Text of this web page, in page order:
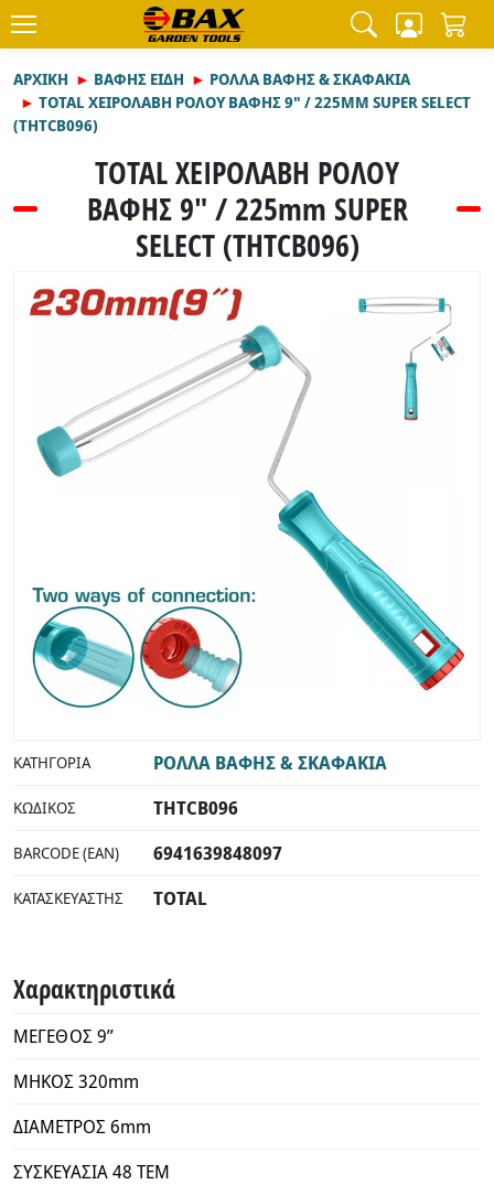
ΑΡΧΙΚΉ ΒΑΦΗΣ ΕΙΔΗ
ΡΟΛΛΑ ΒΑΦΗΣ & ΣΚΑΦΑΚΙΑ
TOTAL ΧΕΙΡΟΛΑΒΗ ΡΟΛΟΥ ΒΑΦΗΣ 9" / 225MM SUPER SELECT
(THTCB096)
TOTAL ΧΕΙΡΟΛΑΒΗ ΡΟΛΟΥ
ΒΑΦΗΣ 9" / 225mm SUPER
SELECT (THTCB096)
ΚΑΤΗΓΟΡΊΑ ΡΟΛΛΑ ΒΑΦΗΣ & ΣΚΑΦΑΚΙΑ
ΚΩΔΙΚΌΣ THTCB096
BARCODE (EAN) 6941639848097
ΚΑΤΑΣΚΕΥΑΣΤΉΣ TOTAL
Χαρακτηριστικά
ΜΕΓΕΘΟΣ 9’’
ΜΗΚΟΣ 320mm
ΔΙΑΜΕΤΡΟΣ 6mm
ΣΥΣΚΕΥΑΣΙΑ 48 ΤΕΜ